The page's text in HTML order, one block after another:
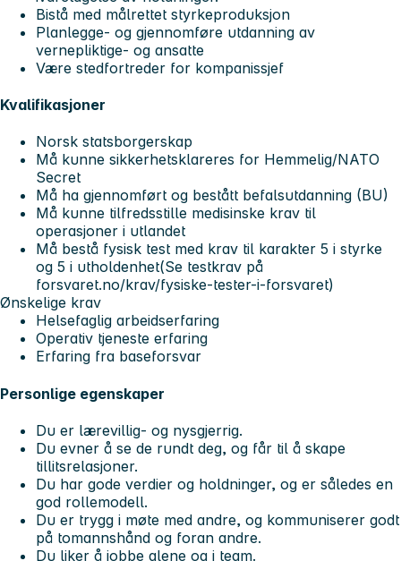
Bistå med målrettet styrkeproduksjon
Planlegge- og gjennomføre utdanning av
vernepliktige- og ansatte
Være stedfortreder for kompanissjef
Kvalifikasjoner
Norsk statsborgerskap
Må kunne sikkerhetsklareres for Hemmelig/NATO
Secret
Må ha gjennomført og bestått befalsutdanning (BU)
Må kunne tilfredsstille medisinske krav til
operasjoner i utlandet
Må bestå fysisk test med krav til karakter 5 i styrke
og 5 i utholdenhet(Se testkrav på
forsvaret.no/krav/fysiske-tester-i-forsvaret)
Ønskelige krav
Helsefaglig arbeidserfaring
Operativ tjeneste erfaring
Erfaring fra baseforsvar
Personlige egenskaper
Du er lærevillig- og nysgjerrig.
Du evner å se de rundt deg, og får til å skape
tillitsrelasjoner.
Du har gode verdier og holdninger, og er således en
god rollemodell.
Du er trygg i møte med andre, og kommuniserer godt
på tomannshånd og foran andre.
Du liker å jobbe alene og i team.